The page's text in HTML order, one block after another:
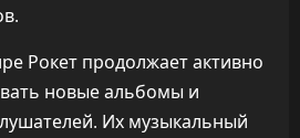
Рокет продолжает активно
новые альбомы и
Их музыкальный